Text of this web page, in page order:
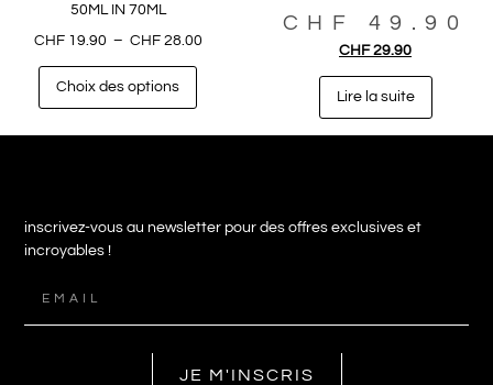
50ML IN 70ML
CHF19.90 – CHF28.00
Choix des options
CHF 49.90
CHF29.90
Lire la suite
inscrivez-vous au newsletter pour des offres exclusives et
incroyables !
JE M'INSCRIS